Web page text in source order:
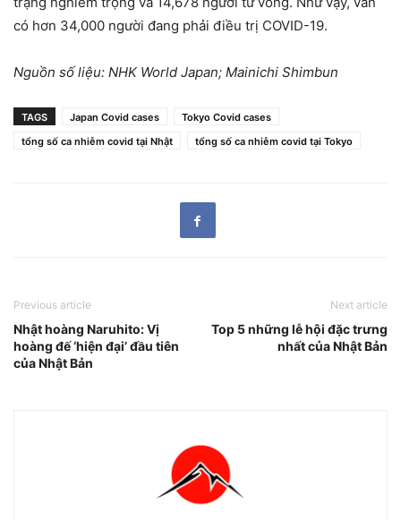
có hơn 34,000 người đang phải điều trị COVID-19.
Nguồn số liệu: NHK World Japan; Mainichi Shimbun
TAGS Japan Covid cases
Tokyo Covid cases
tổng số ca nhiễm covid tại Nhật
tổng số ca nhiễm covid tại Tokyo
Previous article
Nhật hoàng Naruhito: Vị
hoàng đế ‘hiện đại’ đầu tiên
của Nhật Bản
Next article
Top 5 những lễ hội đặc trưng
nhất của Nhật Bản